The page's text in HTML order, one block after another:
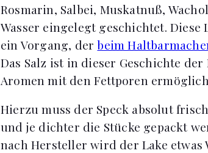
Rosmarin, Salbei, Muskatnuß,
Wasser eingelegt geschichtet. Diese
ein Vorgang, derbeim
Das Salz ist in dieser Geschichte
Aromen mit den Fettporen
Hierzu muss der Speck absolut
und je dichter die Stücke gepackt
nach Hersteller wird der Lake etwas